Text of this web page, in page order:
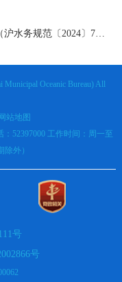
上海市水务海洋领域失信信息修复办法（沪水务规范〔2024〕7号）.pdf
Municipal Oceanic Bureau) All
网站地图
52397000 工作时间：周一至
除外）
号
号